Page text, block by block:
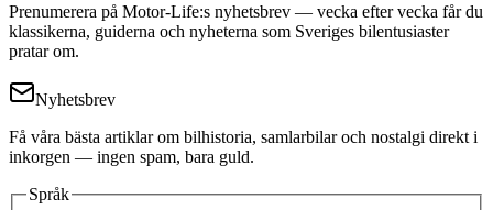
Prenumerera på Motor-Life:s nyhetsbrev — vecka efter vecka får du
klassikerna, guiderna och nyheterna som Sveriges bilentusiaster
pratar om.
Nyhetsbrev
Få våra bästa artiklar om bilhistoria, samlarbilar och nostalgi direkt i
inkorgen — ingen spam, bara guld.
Språk